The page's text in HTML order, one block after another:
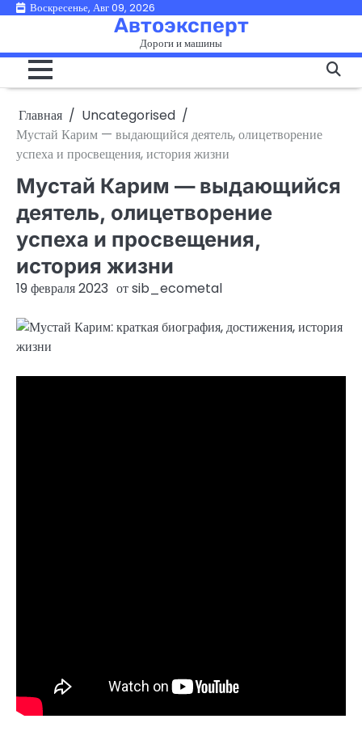
ПерейтиВоскресенье, Авг 09, 2026
Автоэксперт
Дороги и машины
Главная
Uncategorised
Мустай Карим — выдающийся деятель, олицетворение
успеха и просвещения, история жизни
Мустай Карим — выдающийся
деятель, олицетворение
успеха и просвещения,
история жизни
19 февраля 2023 отsib_ecometal